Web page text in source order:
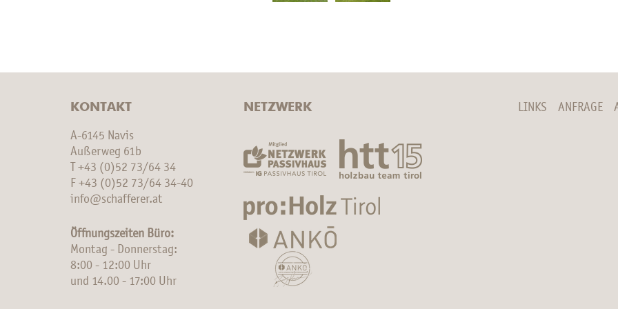
KONTAKT
A-6145 Navis
Außerweg 61b
+43 (0)52 73/64 34
F +43 (0)52 73/64 34-40
info@schafferer.at
Öffnungszeiten Büro:
Montag - Donnerstag:
8:00 - 12:00 Uhr
und 14.00 - 17:00 Uhr
NETZWERK LINKS ANFRAGE